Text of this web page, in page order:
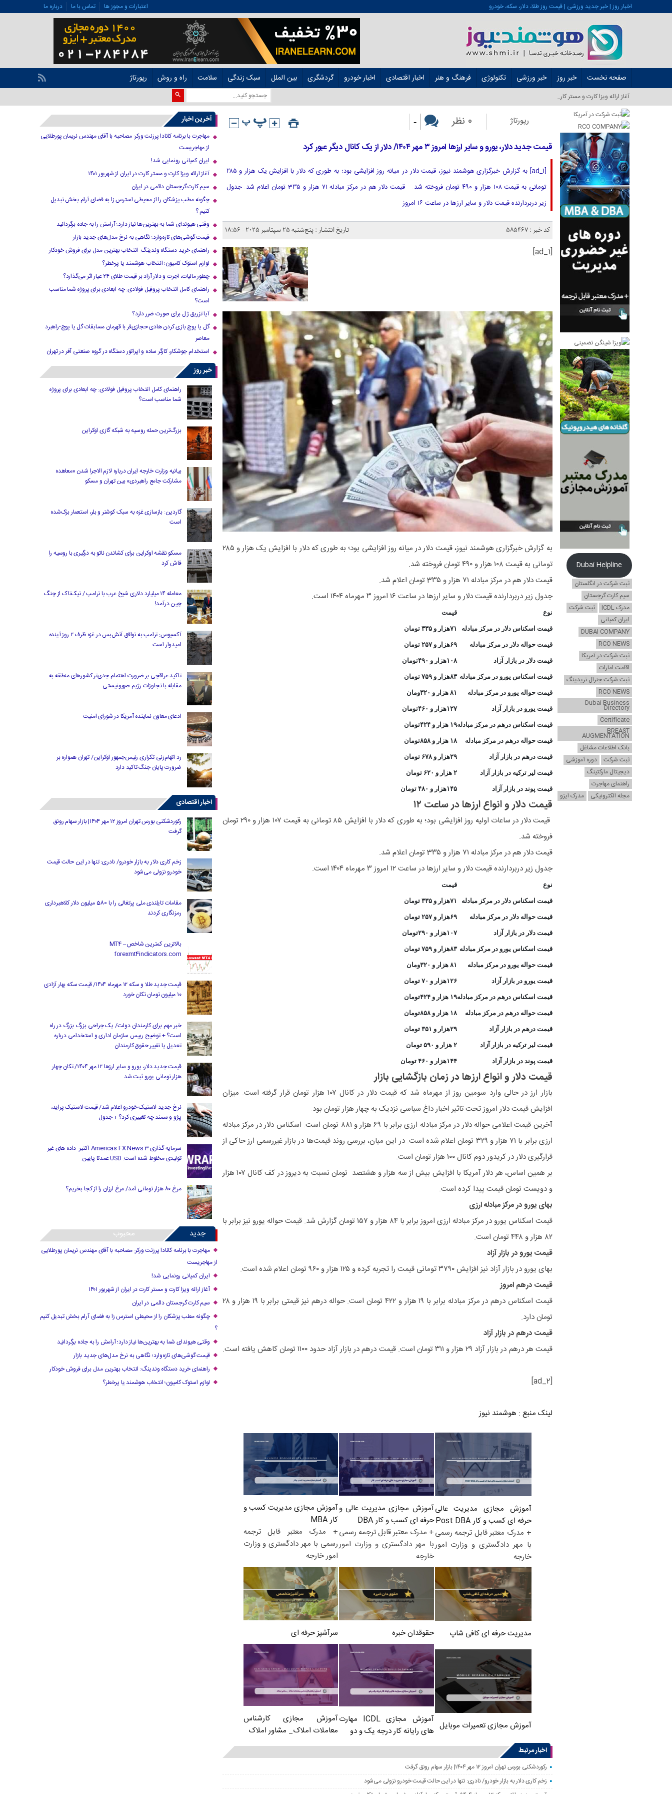
اخبار روز | خبر جدید ورزشی | قیمت روز طلا، دلار، سکه، خودرو اعتبارات و مجوز ها تماس با ما درباره ما
صفحه نخست خبر روز خبر ورزشی تکنولوژی فرهنگ و هنر اخبار اقتصادی اخبار خودرو گردشگری بین الملل سبک زندگی سلامت راه و روش رپورتاژ
آغاز ارائه ویزا کارت و مستر کارت در ایران از شهریور_
رپورتاژ 0 نظر -
قیمت جدید دلار، یورو و سایر ارزها امروز ۳ مهر ۱۴۰۴/ دلار از یک کانال دیگر عبور کرد
[ad_1] به گزارش خبرگزاری هوشمند نیوز، قیمت دلار در میانه روز افزایشی بود؛ به طوری که دلار با افزایش یک هزار و ۲۸۵
تومانی به قیمت ۱۰۸ هزار و ۴۹۰ تومان فروخته شد. قیمت دلار هم در مرکز مبادله ۷۱ هزار و 3۳۵ تومان اعلام شد. جدول
زیر دربردارنده قیمت دلار و سایر ارزها در ساعت ۱۶ امروز
کد خبر : 585467 تاریخ انتشار : پنج‌شنبه 25 سپتامبر 2025 - 18:56
[ad_1]
به گزارش خبرگزاری هوشمند نیوز، قیمت دلار در میانه روز افزایشی بود؛ به طوری که دلار با افزایش یک هزار و ۲۸۵
تومانی به قیمت ۱۰۸ هزار و ۴۹۰ تومان فروخته شد.
قیمت دلار هم در مرکز مبادله ۷۱ هزار و 3۳۵ تومان اعلام شد.
جدول زیر دربردارنده قیمت دلار و سایر ارزها در ساعت ۱۶ امروز ۳ مهرماه ۱۴۰۴ است.
نوع قیمت
قیمت اسکناس دلار در مرکز مبادله ۷۱هزار و ۳۳۵ ت ومان
قیمت حواله دلار در مرکز مبادله ۶۹هزار و ۲۵۷ تومان
قیمت دلار در بازار آزاد ۱۰۸هزار و ۴۹۰تومان
قیمت اسکناس یورو در مرکز مبادله ۸۳هزار و ۷۵۹ ت ومان
قیمت حواله یورو در مرکز مبادله ۸۱ هزار و ۳۲۰ ومان
قیمت یورو در بازار آزاد ۱۲۷هزار و ۴۶۰تومان
قیمت اسکناس درهم در مرکز مبادله۱۹ هزار و ۴۲۴تومان
قیمت حواله درهم در مرکز مبادله ۱۸ هزار و ۸۵۸تومان
قیمت درهم در بازار آزاد ۲۹هزار و ۶۷۸ تومان
قیمت لیر ترکیه در بازار آزاد ۲ هزار و ۶۲۰ تومان
قیمت پوند در بازار آزاد ۱۴۵هزار و ۴۸۰ تومان
قیمت دلار و انواع ارزها در ساعت ۱۲
قیمت دلار در ساعات اولیه روز افزایشی بود؛ به طوری که دلار با افزایش ۸۵ تومانی به قیمت ۱۰۷ هزار و ۲۹۰ تومان
فروخته شد.
قیمت دلار هم در مرکز مبادله ۷۱ هزار و 3۳۵ تومان اعلام شد.
جدول زیر دربردارنده قیمت دلار و سایر ارزها در ساعت ۱۲ امروز ۳ مهرماه ۱۴۰۴ است.
نوع قیمت
قیمت اسکناس دلار در مرکز مبادله ۷۱هزار و ۳۳۵ ت ومان
قیمت حواله دلار در مرکز مبادله ۶۹هزار و ۲۵۷ تومان
قیمت دلار در بازار آزاد ۱۰۷هزار و ۲۹۰تومان
قیمت اسکناس یورو در مرکز مبادله ۸۳هزار و ۷۵۹ ت ومان
قیمت حواله یورو در مرکز مبادله ۸۱ هزار و ۳۲۰ ومان
قیمت یورو در بازار آزاد ۱۲۶هزار و ۷۰ تومان
قیمت اسکناس درهم در مرکز مبادله۱۹ هزار و ۴۲۴تومان
قیمت حواله درهم در مرکز مبادله ۱۸ هزار و ۸۵۸تومان
قیمت درهم در بازار آزاد ۲۹هزار و ۳۵۱ تومان
قیمت لیر ترکیه در بازار آزاد ۲ هزار و ۵۹۰ تومان
قیمت پوند در بازار آزاد ۱۴۴هزار و ۴۶۰ تومان
قیمت دلار و انواع ارزها در زمان بازگشایی بازار
بازار ارز در حالی وارد سومین روز از مهرماه شد که قیمت دلار در کانال ۱۰۷ هزار تومان قرار گرفته است. میزان
افزایش قیمت دلار امروز تحت تاثیر اخبار داغ سیاسی نزدیک به چهار هزار تومان بود.
آخرین قیمت اعلامی حواله دلار در مرکز مبادله ارزی برابر با ۶۹ هزار و ۸۸۱ تومان است. اسکناس دلار در مرکز مبادله
ارزی برابر با ۷۱ هزار و ۳۲۹ تومان اعلام شده است. در این میان، بررسی روند قیمت‌ها در بازار غیررسمی ارز حاکی از
قرارگیری دلار در کریدور دوم کانال ۱۰۰ هزار تومان است.
بر همین اساس، هر دلار آمریکا با افزایش بیش از سه هزار و هشتصد تومان نسبت به دیروز در کف کانال ۱۰۷ هزار
و دویست تومان قیمت پیدا کرده است.
بهای یورو در مرکز مبادله ارزی
قیمت اسکناس یورو در مرکز مبادله ارزی امروز برابر با ۸۴ هزار و ۱۵۷ تومان گزارش شد. قیمت حواله یورو نیز برابر با
۸۲ هزار و ۴۴۸ تومان است.
قیمت یورو در بازار آزاد
بهای یورو در بازار آزاد نیز افزایش ۳۷۹۰ تومانی قیمت را تجربه کرده و ۱۲۵ هزار و ۹۶۰ تومان اعلام شده است.
قیمت درهم امروز
قیمت اسکناس درهم در مرکز مبادله برابر با ۱۹ هزار و ۴۲۲ تومان است. حواله درهم نیز قیمتی برابر با ۱۹ هزار و ۲۸
تومان دارد.
قیمت درهم در بازار آزاد
قیمت هر درهم در بازار آزاد ۲۹ هزار و ۳۱۱ تومان است. قیمت درهم در بازار آزاد حدود ۱۱۰۰ تومان کاهش یافته است.
[ad_2]
لینک منبع : هوشمند نیوز
آموزش مجازی مدیریت عالی
حرفه ای کسب و کار Post DBA
+ مدرک معتبر قابل ترجمه رسمی
با مهر دادگستری و وزارت امور
خارجه
آموزش مجازی مدیریت عالی و
حرفه ای کسب و کار DBA
+ مدرک معتبر قابل ترجمه رسمی
با مهر دادگستری و وزارت امور
خارجه
آموزش مجازی مدیریت کسب و
کار MBA
+ مدرک معتبر قابل ترجمه
رسمی با مهر دادگستری و وزارت
امور خارجه
مدیریت حرفه ای کافی شاپ حقوقدان خبره سرآشپز حرفه ای
آموزش مجازی تعمیرات موبایل
آموزش مجازی ICDL مهارت
های رایانه کار درجه یک و دو
آموزش مجازی کارشناس
معاملات املاک_ مشاور املاک
اخبار مرتبط
رکوردشکنی بورس تهران امروز ۱۲ مهر ۱۴۰۴| بازار سهام رونق گرفت
زخم کاری دلار به بازار خودرو/ نادری: تنها در این حالت قیمت خودرو نزولی می‌شود
Dubai Helpline
ثبت شرکت در انگلستان
سیم کارت گرجستان
مدرک ICDL
ثبت شرکت
ایران کمپانی
DUBAI COMPANY
RCO NEWS
ثبت شرکت در آمریکا
اقامت امارات
ثبت شرکت جنرال تریدینگ
RCO NEWS
Dubai Business
Directory
Certificate
BREAST
AUGMENTATION
بانک اطلاعات مشاغل
ثبت شرکت
دوره آموزشی
دیجیتال مارکتینگ
راهنمای مهاجرت
مجله الکترونیکی
مدرک ایزو
آخرین اخبار
مهاجرت با برنامه کانادا پرزنت ورکر: مصاحبه با آقای مهندس نریمان پورطلایی
از مهاجریست
ایران کمپانی رونمایی شد!
آغاز ارائه ویزا کارت و مستر کارت در ایران از شهریور ۱۴۰۱
سیم کارت گرجستان دائمی در ایران
چگونه مطب پزشکان را از محیطی استرس زا به فضای آرام بخش تبدیل
کنیم ؟
وقتی هیوندای شما به بهترین‌ها نیاز دارد؛ آرامش را به جاده برگردانید
قیمت گوشی‌های تازه‌وارد؛ نگاهی به نرخ مدل‌های جدید بازار
راهنمای خرید دستگاه وندینگ: انتخاب بهترین مدل برای فروش خودکار
لوازم استوک کامیون؛ انتخاب هوشمند یا پرخطر؟
چطور مالیات، اجرت و دلار آزاد بر قیمت طلای ۲۴ عیار اثر می‌گذارد؟
راهنمای کامل انتخاب پروفیل فولادی: چه ابعادی برای پروژه شما مناسب
است؟
آیا تزریق ژل برای صورت ضرر دارد​؟
گل یا پوچ بازی کردن هادی حجازی‌فر با قهرمان مسابقات گل یا پوچ-راهبرد
معاصر
استخدام جوشکار، کارگر ساده و اپراتور دستگاه در گروه صنعتی آفر در تهران
خبر روز
راهنمای کامل انتخاب پروفیل فولادی: چه ابعادی برای پروژه
شما مناسب است؟
بزرگ‌ترین حمله روسیه به شبکه گازی اوکراین
بیانیه وزارت خارجه ایران درباره لازم‌ الاجرا شدن «معاهده
مشارکت جامع راهبردی» بین تهران و مسکو
گاردین: بازسازی غزه به سبک کوشنر و بلر، استعمار بزک‌شده
است
مسکو نقشه اوکراین برای کشاندن ناتو به درگیری با روسیه را
فاش کرد
معامله ۱۴ میلیارد دلاری شیخ عرب با ترامپ / تیک‌تاک از چنگ
چین درآمد!
آکسیوس: ترامپ به توافق آتش‌بس در غزه ظرف ۲ روز آینده
امیدوار است
تاکید عراقچی بر ضرورت اهتمام جدی‌تر کشورهای منطقه به
مقابله با تجاوزات رژیم صهیونیستی
ادعای معاون نماینده آمریکا در شورای امنیت
رد اتهام‌زنی تکراری رئیس‌جمهور اوکراین/ تهران همواره بر
ضرورت پایان جنگ تاکید دارد
اخبار اقتصادی
رکوردشکنی بورس تهران امروز ۱۲ مهر ۱۴۰۴| بازار سهام رونق
گرفت
زخم کاری دلار به بازار خودرو/ نادری: تنها در این حالت قیمت
خودرو نزولی می‌شود
مقامات تایلندی ملی پرتغالی را با 580 میلیون دلار کلاهبرداری
رمزنگاری کردند
بالاترین کمترین شاخص MT4 –
forexmt4indicators.com
قیمت جدید طلا و سکه ۱۲ مهرماه ۱۴۰۴/ قیمت سکه بهار آزادی
۱۰ میلیون تومان تکان خورد
خبر مهم برای کارمندان دولت/ یک جراحی بزرگ بزرگ در راه
است؟ + توضیح رییس سازمان اداری و استخدامی درباره
تعدیل یا تغییر حقوق کارمندان
قیمت جدید دلار، یورو و سایر ارزها ۱۲ مهر ۱۴۰۴/ تکان چهار
هزار تومانی یورو ثبت شد
نرخ جدید لاستیک خودرو اعلام شد/ قیمت لاستیک پراید،
پژو و سمند چه تغییری کرد؟ + جدول
سرمایه گذاری Americas FX News 3 اکتبر: داده های غیر
تولیدی مخلوط شده است. USD عمدتا پایین.
مرغ ۸۰ هزار تومانی آمد/ مرغ ارزان را از کجا بخریم؟
جدید محبوب
مهاجرت با برنامه کانادا پرزنت ورکر: مصاحبه با آقای مهندس نریمان پورطلایی
از مهاجریست
ایران کمپانی رونمایی شد!
آغاز ارائه ویزا کارت و مستر کارت در ایران از شهریور ۱۴۰۱
سیم کارت گرجستان دائمی در ایران
چگونه مطب پزشکان را از محیطی استرس زا به فضای آرام بخش تبدیل کنیم
؟
وقتی هیوندای شما به بهترین‌ها نیاز دارد؛ آرامش را به جاده برگردانید
قیمت گوشی‌های تازه‌وارد؛ نگاهی به نرخ مدل‌های جدید بازار
راهنمای خرید دستگاه وندینگ: انتخاب بهترین مدل برای فروش خودکار
لوازم استوک کامیون؛ انتخاب هوشمند یا پرخطر؟